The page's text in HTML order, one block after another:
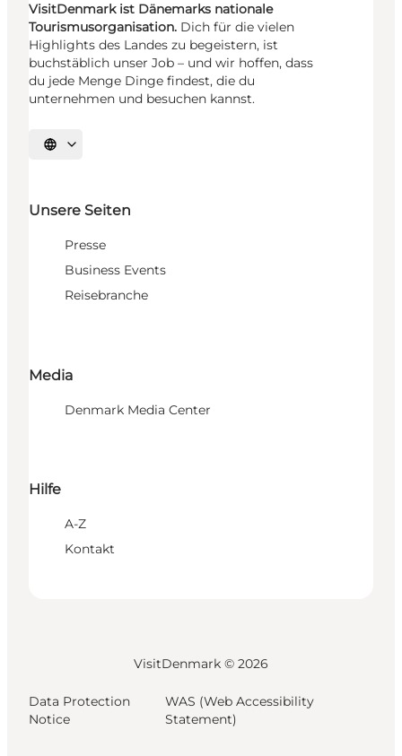
VisitDenmark ist Dänemarks nationale
Tourismusorganisation. Dich für die vielen
Highlights des Landes zu begeistern, ist
buchstäblich unser Job – und wir hoffen, dass
du jede Menge Dinge findest, die du
unternehmen und besuchen kannst.
Sprache auswählen
Unsere Seiten
Presse
Business Events
Reisebranche
Media
Denmark Media Center
Hilfe
A-Z
Kontakt
VisitDenmark © 2026
Data Protection
Notice
WAS (Web Accessibility
Statement)